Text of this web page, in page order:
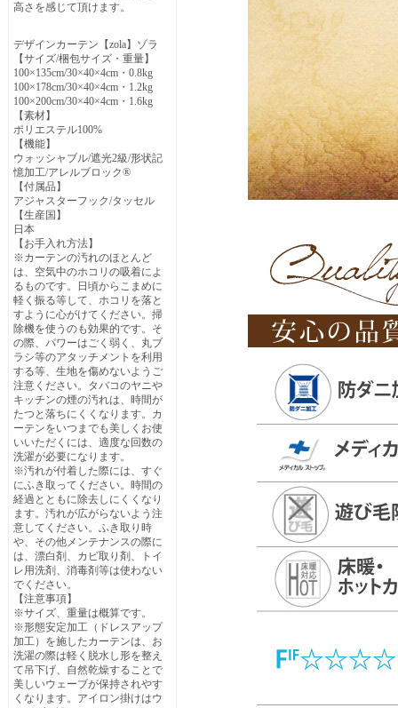
高さを感じて頂けます。
デザインカーテン【zola】ゾラ
【サイズ/梱包サイズ・重量】
100×135cm/30×40×4cm・0.8kg
100×178cm/30×40×4cm・1.2kg
100×200cm/30×40×4cm・1.6kg
【素材】
ポリエステル100%
【機能】
ウォッシャブル/遮光2級/形状記
憶加工/アレルブロック®
【付属品】
アジャスターフック/タッセル
【生産国】
日本
【お手入れ方法】
※カーテンの汚れのほとんど
は、空気中のホコリの吸着によ
るものです。日頃からこまめに
軽く振る等して、ホコリを落と
すように心がけてください。掃
除機を使うのも効果的です。そ
の際、パワーはごく弱く、丸ブ
ラシ等のアタッチメントを利用
する等、生地を傷めないようご
注意ください。タバコのヤニや
キッチンの煙の汚れは、時間が
たつと落ちにくくなります。カ
ーテンをいつまでも美しくお使
いいただくには、適度な回数の
洗濯が必要になります。
※汚れが付着した際には、すぐ
にふき取ってください。時間の
経過とともに除去しにくくなり
ます。汚れが広がらないよう注
意してください。ふき取り時
や、その他メンテナンスの際に
は、漂白剤、カビ取り剤、トイ
レ用洗剤、消毒剤等は使わない
でください。
【注意事項】
※サイズ、重量は概算です。
※形態安定加工（ドレスアップ
加工）を施したカーテンは、お
洗濯の際は軽く脱水し形を整え
て吊下げ、自然乾燥することで
美しいウェーブが保持されやす
くなります。アイロン掛けはウ